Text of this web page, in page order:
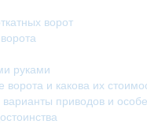
ворот
руками
ворота и какова их
приводов и